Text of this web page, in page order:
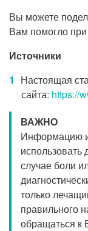
Вы можете
Вам помогло
Источники
Настоящая
сайта: https://
ВАЖНО
Информацию
использовать
случае боли
только
правильного
обращаться к